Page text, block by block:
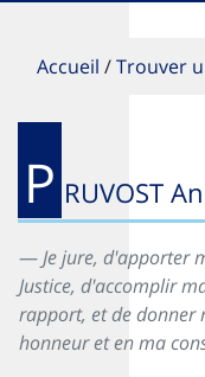
Accueil /Trouver
P RUVOST
Je jure, d'apporter
Justice, d'accomplir
rapport, et de donner
honneur et en ma